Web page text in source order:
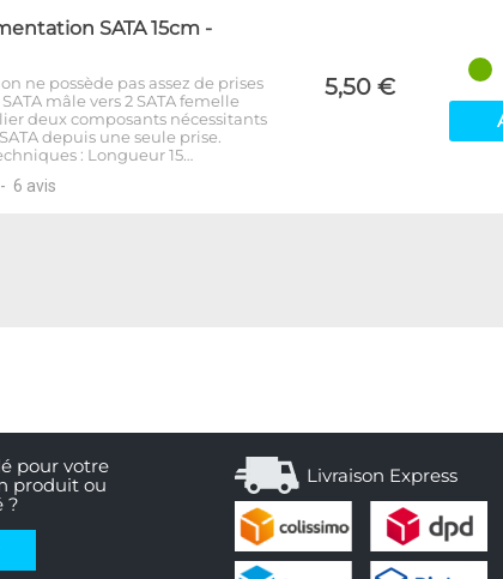
SATA 15cm -
ne possède pas assez de prises
mâle vers 2 SATA femelle
deux composants nécessitants
depuis une seule prise.
: Longueur 15…
- 6 avis
5,50 €
pour votre
produit ou
?
Livraison Express